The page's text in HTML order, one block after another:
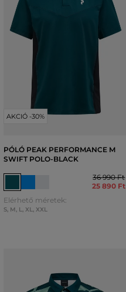
AKCIÓ -30%
PÓLÓ PEAK PERFORMANCE M
SWIFT POLO-BLACK
36 990 Ft
25 890 Ft
Elérhető méretek:
S, M L XL XXL